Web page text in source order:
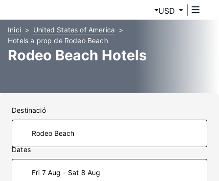
USD
Inici
United States of America
Hotels a prop de Rodeo Beach
Rodeo Beach Hotels
Destinació
Dates
Fri 7 Aug - Sat 8 Aug